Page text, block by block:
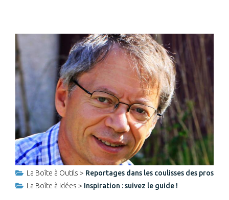
La Boîte à Outils > Reportages dans les coulisses des pros
La Boîte à Idées > Inspiration : suivez le guide !